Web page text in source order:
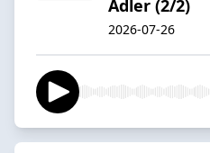
Adler (2/2)
2026-07-26